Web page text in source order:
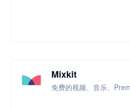
Mixkit
免费的视频、音乐、